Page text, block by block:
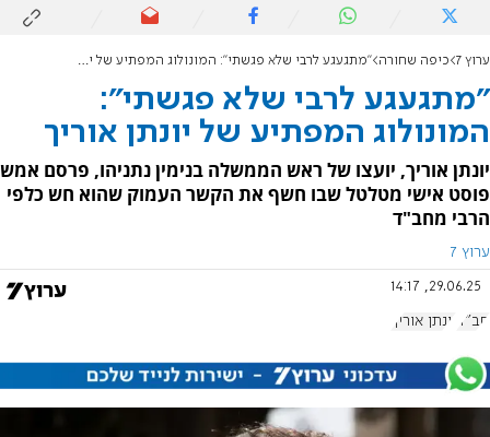
ערוץ 7 כיפה שחורה "מתגעגע לרבי שלא פגשתי": המונולוג המפתיע של יונתן אוריך
"מתגעגע לרבי שלא פגשתי":
המונולוג המפתיע של יונתן אוריך
יונתן אוריך, יועצו של ראש הממשלה בנימין נתניהו, פרסם אמש
פוסט אישי מטלטל שבו חשף את הקשר העמוק שהוא חש כלפי
הרבי מחב"ד
ערוץ 7
29.06.25, 14:17
חב"ד יונתן אוריך